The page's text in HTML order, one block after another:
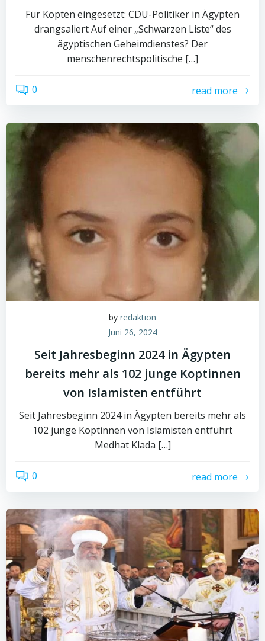
Für Kopten eingesetzt: CDU-Politiker in Ägypten
drangsaliert Auf einer „Schwarzen Liste“ des
ägyptischen Geheimdienstes? Der
menschenrechtspolitische […]
0 read more
by redaktion
Juni 26, 2024
Seit Jahresbeginn 2024 in Ägypten
bereits mehr als 102 junge Koptinnen
von Islamisten entführt
Seit Jahresbeginn 2024 in Ägypten bereits mehr als
102 junge Koptinnen von Islamisten entführt
Medhat Klada […]
0 read more